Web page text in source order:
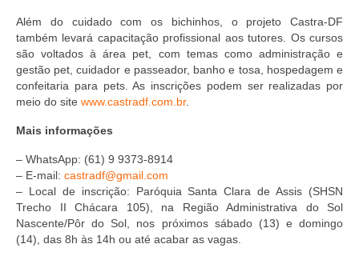
Além do cuidado com os bichinhos, o projeto Castra-DF
também levará capacitação profissional aos tutores. Os cursos
são voltados à área pet, com temas como administração e
gestão pet, cuidador e passeador, banho e tosa, hospedagem e
confeitaria para pets. As inscrições podem ser realizadas por
meio do site www.castradf.com.br.
Mais informações
– WhatsApp: (61) 9 9373-8914
– E-mail: castradf@gmail.com
– Local de inscrição: Paróquia Santa Clara de Assis (SHSN
Trecho II Chácara 105), na Região Administrativa do Sol
Nascente/Pôr do Sol, nos próximos sábado (13) e domingo
(14), das 8h às 14h ou até acabar as vagas.